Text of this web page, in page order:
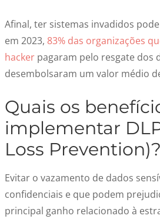
Afinal, ter sistemas invadidos
em 2023, 83% das organizações
hacker pagaram pelo resgate dos
desembolsaram um valor médio
Quais os
implementar
Loss Prevention)?
Evitar o vazamento de dados
confidenciais e que podem
principal ganho relacionado à